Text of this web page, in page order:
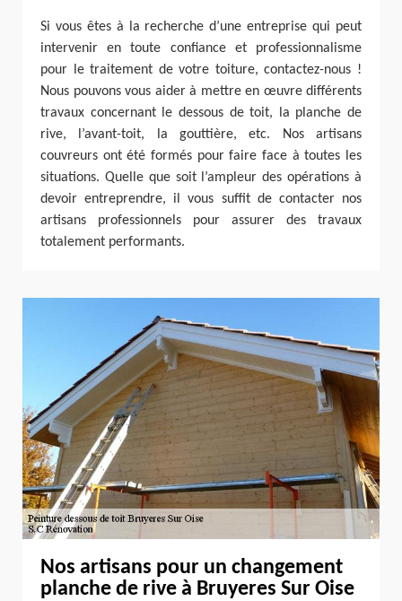
Si vous êtes à la recherche d’une entreprise qui peut
intervenir en toute confiance et professionnalisme
pour le traitement de votre toiture, contactez-nous !
Nous pouvons vous aider à mettre en œuvre différents
travaux concernant le dessous de toit, la planche de
rive, l’avant-toit, la gouttière, etc. Nos artisans
couvreurs ont été formés pour faire face à toutes les
situations. Quelle que soit l’ampleur des opérations à
devoir entreprendre, il vous suffit de contacter nos
artisans professionnels pour assurer des travaux
totalement performants.
Nos artisans pour un changement
planche de rive à Bruyeres Sur Oise